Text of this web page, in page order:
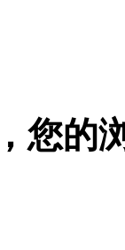
您的